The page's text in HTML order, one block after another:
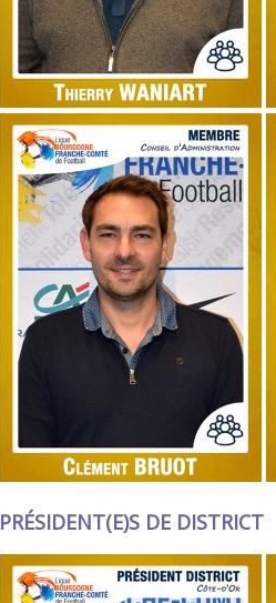
PRÉSIDENT(E)S DE DISTRICT